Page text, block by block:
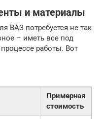
и материалы
ВАЗ потребуется не так
– иметь все под
работы. Вот
Примерная
стоимость